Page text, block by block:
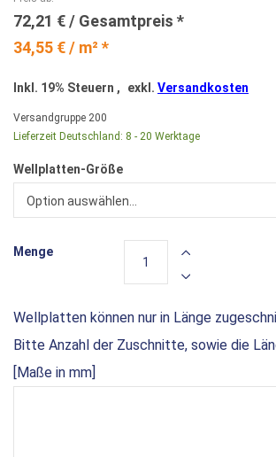
34,55 € / m² *
72,21 €
Inkl. 19% Steuern , exkl. Versandkosten
Versandgruppe 200
Lieferzeit Deutschland: 8 - 20 Werktage
Wellplatten-Größe
Option auswählen...
Wellplatten können nur in Länge
Bitte Anzahl der Zuschnitte, sowie die
[Maße in mm]
Menge